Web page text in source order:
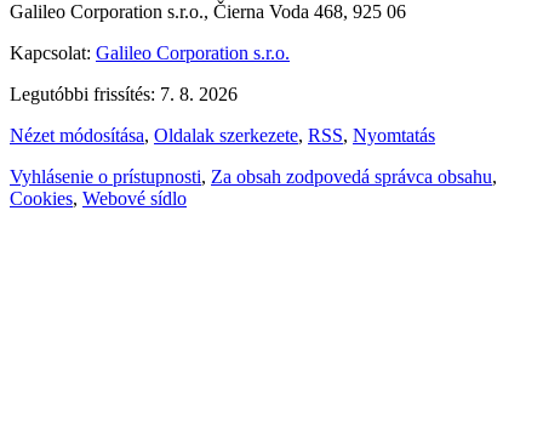
Galileo Corporation s.r.o., Čierna Voda 468, 925 06
Kapcsolat: Galileo Corporation s.r.o.
Legutóbbi frissítés: 7. 8. 2026
Nézet módosítása, Oldalak szerkezete, RSS, Nyomtatás
Vyhlásenie o prístupnosti, Za obsah zodpovedá správca obsahu,
Cookies, Webové sídlo